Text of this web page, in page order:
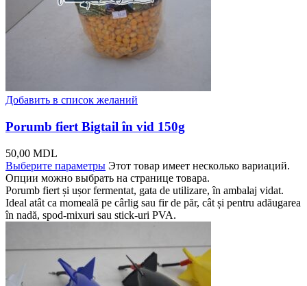
Добавить в список желаний
Porumb fiert Bigtail în vid 150g
50,00 MDL
Выберите параметры Этот товар имеет несколько вариаций.
Опции можно выбрать на странице товара.
Porumb fiert și ușor fermentat, gata de utilizare, în ambalaj vidat.
Ideal atât ca momeală pe cârlig sau fir de păr, cât și pentru adăugarea
în nadă, spod-mixuri sau stick-uri PVA.